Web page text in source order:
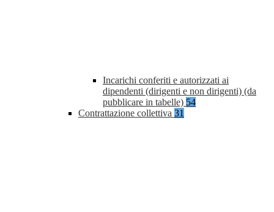
Incarichi conferiti e autorizzati ai
dipendenti (dirigenti e non dirigenti) (da
pubblicare in tabelle) 54
Contrattazione collettiva 31